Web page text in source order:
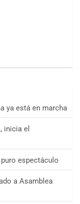
ya está en marcha
inicia el
puro espectáculo
a Asamblea